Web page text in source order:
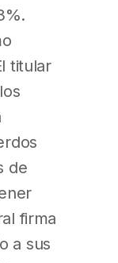
titular
de
firma
a sus